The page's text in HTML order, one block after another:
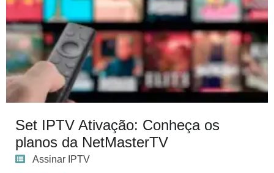
Set IPTV Ativação: Conheça os
planos da NetMasterTV
Assinar IPTV